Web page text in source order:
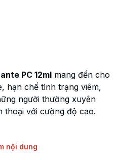
PC 12ml mang đến cho
hạn chế tình trạng viêm,
người thường xuyên
thoại với cường độ cao.
sulfat, Vitamin B6,
nội dung